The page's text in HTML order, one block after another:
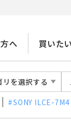
へ 買いたい
リを選択する
SONY ILCE-7M4